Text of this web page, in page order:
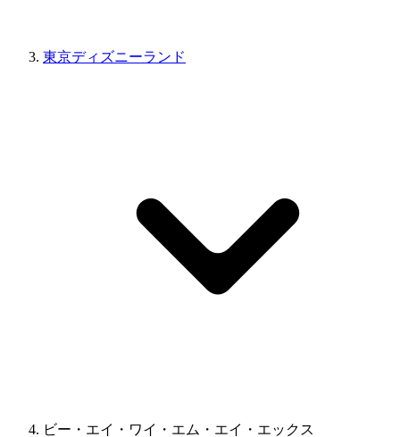
東京ディズニーランド
ビー・エイ・ワイ・エム・エイ・エックス